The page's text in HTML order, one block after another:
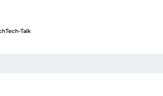
Tech-Talk